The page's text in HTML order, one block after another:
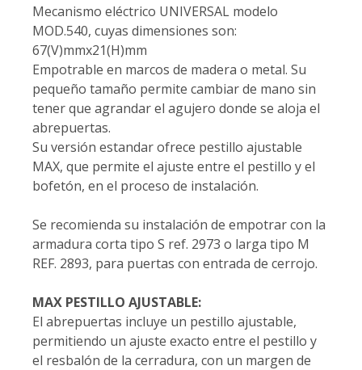
Mecanismo eléctrico UNIVERSAL modelo
MOD.540, cuyas dimensiones son:
67(V)mmx21(H)mm
Empotrable en marcos de madera o metal. Su
pequeño tamaño permite cambiar de mano sin
tener que agrandar el agujero donde se aloja el
abrepuertas.
Su versión estandar ofrece pestillo ajustable
MAX, que permite el ajuste entre el pestillo y el
bofetón, en el proceso de instalación.
Se recomienda su instalación de empotrar con la
armadura corta tipo S ref. 2973 o larga tipo M
REF. 2893, para puertas con entrada de cerrojo.
MAX PESTILLO AJUSTABLE:
El abrepuertas incluye un pestillo ajustable,
permitiendo un ajuste exacto entre el pestillo y
el resbalón de la cerradura, con un margen de